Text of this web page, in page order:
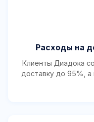
Расходы на
Клиенты Диадока
доставку до 95%, а